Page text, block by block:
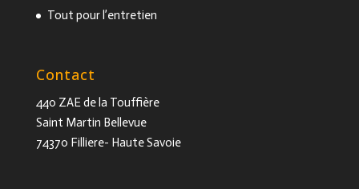
Tout pour l’entretien
Contact
440 ZAE de la Touffière
Saint Martin Bellevue
74370 Filliere- Haute Savoie